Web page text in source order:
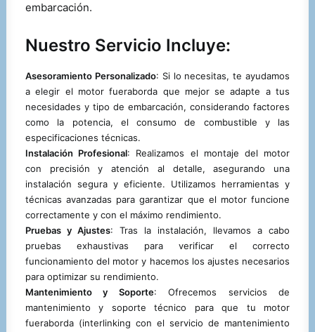
embarcación.
Nuestro Servicio Incluye:
Asesoramiento Personalizado: Si lo necesitas, te ayudamos
a elegir el motor fueraborda que mejor se adapte a tus
necesidades y tipo de embarcación, considerando factores
como la potencia, el consumo de combustible y las
especificaciones técnicas.
Instalación Profesional: Realizamos el montaje del motor
con precisión y atención al detalle, asegurando una
instalación segura y eficiente. Utilizamos herramientas y
técnicas avanzadas para garantizar que el motor funcione
correctamente y con el máximo rendimiento.
Pruebas y Ajustes: Tras la instalación, llevamos a cabo
pruebas exhaustivas para verificar el correcto
funcionamiento del motor y hacemos los ajustes necesarios
para optimizar su rendimiento.
Mantenimiento y Soporte: Ofrecemos servicios de
mantenimiento y soporte técnico para que tu motor
fueraborda (interlinking con el servicio de mantenimiento